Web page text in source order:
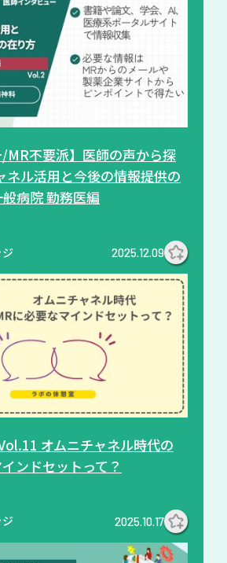
/MR不要派】医師の声から探
ネル活用と今後の情報提供の
病院 勤務医編
2025.12.09
オムニチャネル時代の
ンドセットって？
2025.10.17